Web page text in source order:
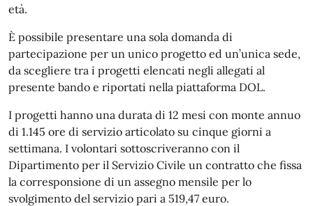
età.
È possibile presentare una sola domanda di
partecipazione per un unico progetto ed un’unica sede,
da scegliere tra i progetti elencati negli allegati al
presente bando e riportati nella piattaforma DOL.
I progetti hanno una durata di 12 mesi con monte annuo
di 1.145 ore di servizio articolato su cinque giorni a
settimana. I volontari sottoscriveranno con il
Dipartimento per il Servizio Civile un contratto che fissa
la corresponsione di un assegno mensile per lo
svolgimento del servizio pari a 519,47 euro.